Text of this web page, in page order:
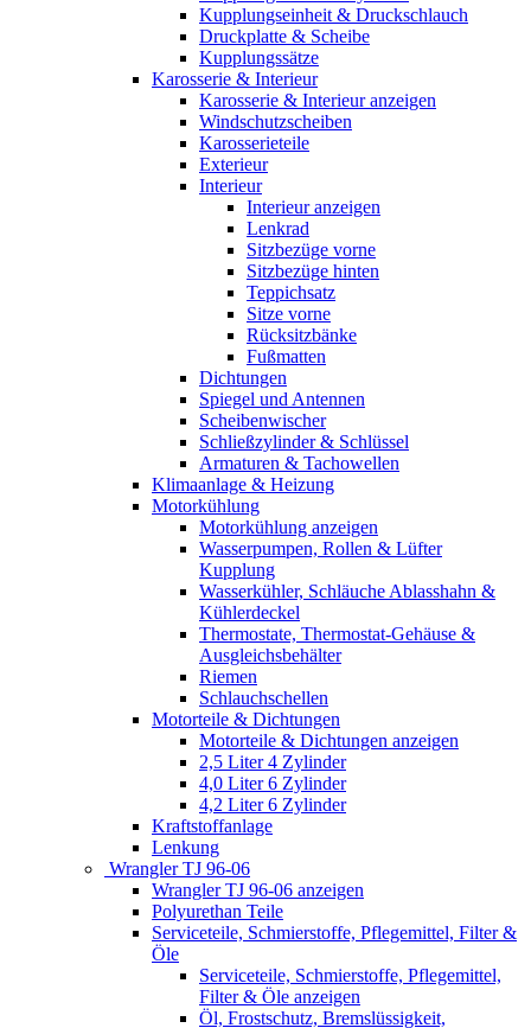
Kupplungseinheit & Druckschlauch
Druckplatte & Scheibe
Kupplungssätze
Karosserie & Interieur
Karosserie & Interieur anzeigen
Windschutzscheiben
Karosserieteile
Exterieur
Interieur
Interieur anzeigen
Lenkrad
Sitzbezüge vorne
Sitzbezüge hinten
Teppichsatz
Sitze vorne
Rücksitzbänke
Fußmatten
Dichtungen
Spiegel und Antennen
Scheibenwischer
Schließzylinder & Schlüssel
Armaturen & Tachowellen
Klimaanlage & Heizung
Motorkühlung
Motorkühlung anzeigen
Wasserpumpen, Rollen & Lüfter
Kupplung
Wasserkühler, Schläuche Ablasshahn &
Kühlerdeckel
Thermostate, Thermostat-Gehäuse &
Ausgleichsbehälter
Riemen
Schlauchschellen
Motorteile & Dichtungen
Motorteile & Dichtungen anzeigen
2,5 Liter 4 Zylinder
4,0 Liter 6 Zylinder
4,2 Liter 6 Zylinder
Kraftstoffanlage
Lenkung
Wrangler TJ 96-06
Wrangler TJ 96-06 anzeigen
Polyurethan Teile
Serviceteile, Schmierstoffe, Pflegemittel, Filter &
Öle
Serviceteile, Schmierstoffe, Pflegemittel,
Filter & Öle anzeigen
Öl, Frostschutz, Bremslüssigkeit,